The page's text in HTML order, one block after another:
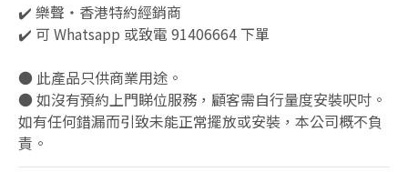
✔️ 樂聲‧香港特約經銷商
✔️ 可 Whatsapp 或致電 91406664 下單
● 此產品只供商業用途。
● 如沒有預約上門睇位服務，顧客需自行量度安裝呎吋。
如有任何錯漏而引致未能正常擺放或安裝，本公司概不負
責。